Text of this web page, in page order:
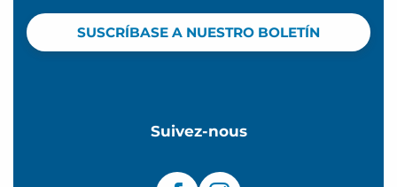
SUSCRÍBASE A NUESTRO BOLETÍN
Suivez-nous